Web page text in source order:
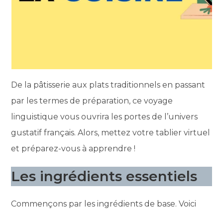
De la pâtisserie aux plats traditionnels en passant
par les termes de préparation, ce voyage
linguistique vous ouvrira les portes de l’univers
gustatif français. Alors, mettez votre tablier virtuel
et préparez-vous à apprendre !
Les ingrédients essentiels
Commençons par les ingrédients de base. Voici